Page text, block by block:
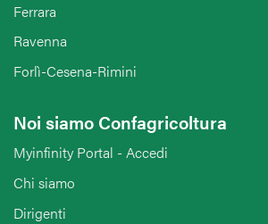
Ferrara
Ravenna
Forlì-Cesena-Rimini
Noi siamo Confagricoltura
Myinfinity Portal - Accedi
Chi siamo
Dirigenti